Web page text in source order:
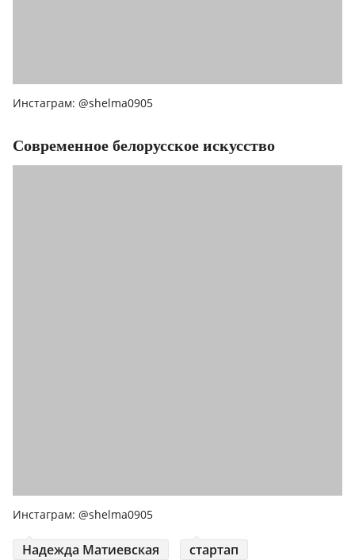
Инстаграм: @shelma0905
Современное белорусское искусство
Инстаграм: @shelma0905
Надежда Матиевская
стартап